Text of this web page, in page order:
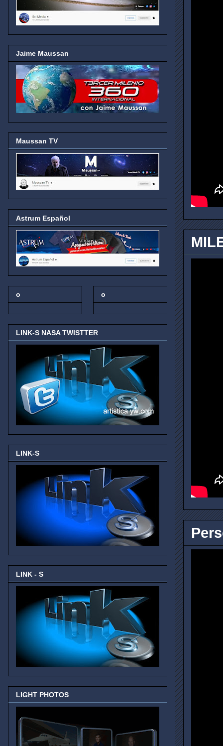
Jaime Maussan
Maussan TV
Astrum Español
o o
LINK-S NASA TWISTTER
LINK-S
LINK - S
LIGHT PHOTOS